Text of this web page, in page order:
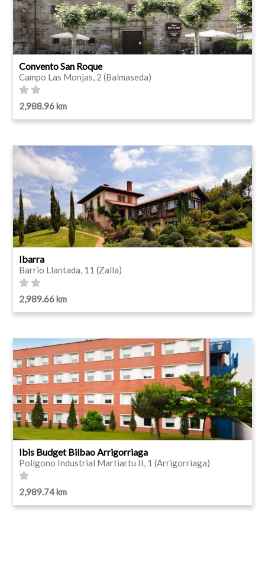
Convento San Roque
Campo Las Monjas, 2 (Balmaseda)
2,988.96 km
Ibarra
Barrio Llantada, 11 (Zalla)
2,989.66 km
Ibis Budget Bilbao Arrigorriaga
Polígono Industrial Martiartu II, 1 (Arrigorriaga)
2,989.74 km